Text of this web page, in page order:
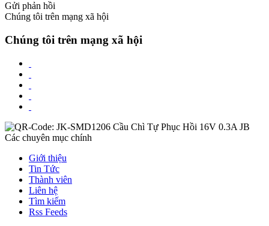
Gửi phản hồi
Chúng tôi trên mạng xã hội
Chúng tôi trên mạng xã hội
Các chuyên mục chính
Giới thiệu
Tin Tức
Thành viên
Liên hệ
Tìm kiếm
Rss Feeds